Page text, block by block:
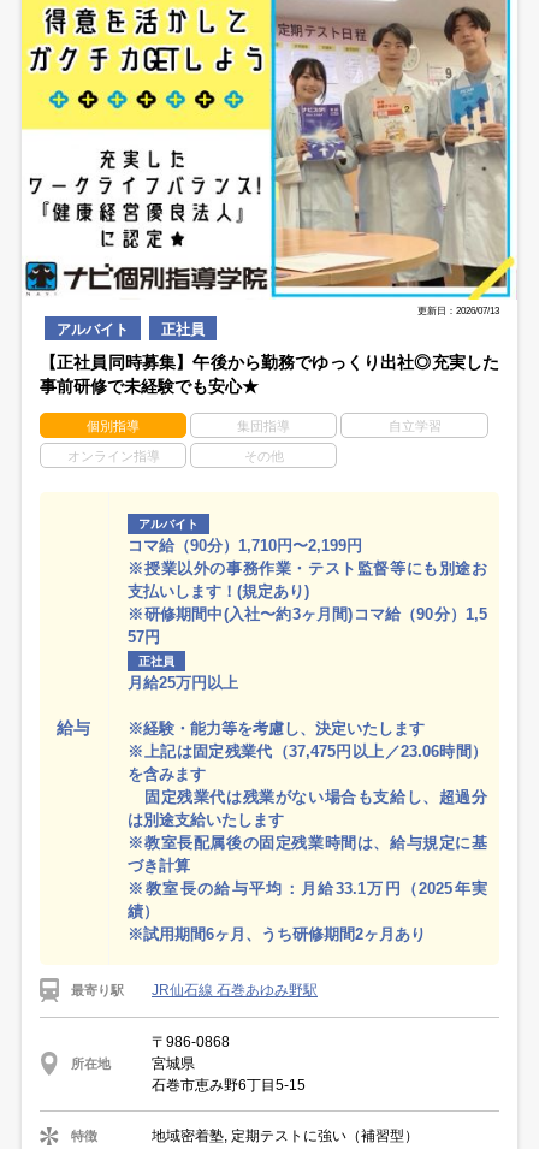
更新日：2026/07/13
アルバイト 正社員
【正社員同時募集】午後から勤務でゆっくり出社◎充実した
事前研修で未経験でも安心★
個別指導 集団指導 自立学習
オンライン指導 その他
給与
アルバイト
コマ給（90分）1,710円〜2,199円
※授業以外の事務作業・テスト監督等にも別途お
支払いします！(規定あり)
※研修期間中(入社〜約3ヶ月間)コマ給（90分）1,5
57円
正社員
月給25万円以上
※経験・能力等を考慮し、決定いたします
※上記は固定残業代（37,475円以上／23.06時間）
を含みます
固定残業代は残業がない場合も支給し、超過分
は別途支給いたします
※教室長配属後の固定残業時間は、給与規定に基
づき計算
※教室長の給与平均：月給33.1万円（2025年実
績）
※試用期間6ヶ月、うち研修期間2ヶ月あり
最寄り駅 JR仙石線 石巻あゆみ野駅
所在地
〒986-0868
宮城県
石巻市恵み野6丁目5-15
特徴 地域密着塾, 定期テストに強い（補習型）